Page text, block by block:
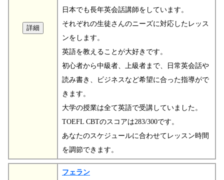
日本でも長年英会話講師をしています。
それぞれの生徒さんのニーズに対応したレッス
ンをします。
英語を教えることが大好きです。
初心者から中級者、上級者まで、日常英会話や
読み書き、ビジネスなど希望に合った指導がで
きます。
大学の授業は全て英語で受講していました。
TOEFL CBTのスコアは283/300です。
あなたのスケジュールに合わせてレッスン時間
を調節できます。
フェラン